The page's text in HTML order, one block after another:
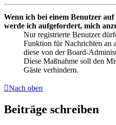
Wenn ich bei einem Benutzer
werde ich aufgefordert, mich
Nur registrierte Benutzer
Funktion für Nachrichten an
diese von der Board-
Diese Maßnahme soll den
Gäste verhindern.
Nach oben
Beiträge schreiben